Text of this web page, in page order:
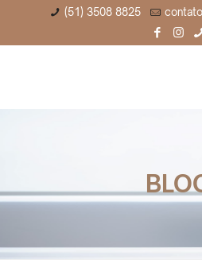
(51) 3508 8825